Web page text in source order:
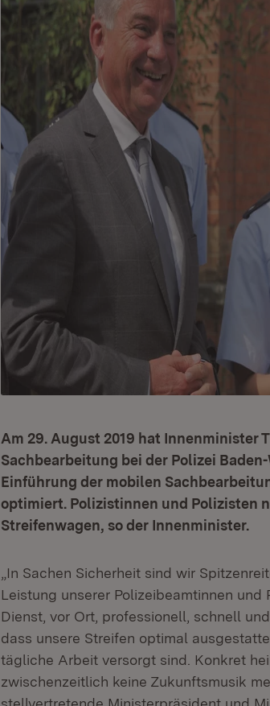
Am 29. August 2019 hat Innenminister
Sachbearbeitung bei der Polizei
Einführung der mobilen
optimiert. Polizistinnen und Polizisten
Streifenwagen, so der Innenminister.
„In Sachen Sicherheit sind wir
Leistung unserer Polizeibeamtinnen
Dienst, vor Ort, professionell, schnell
dass unsere Streifen optimal
tägliche Arbeit versorgt sind. Konkret
zwischenzeitlich keine Zukunftsmusik